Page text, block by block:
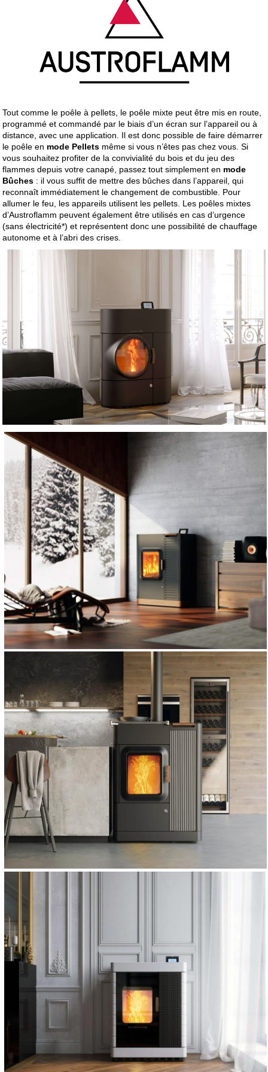
Tout comme le poêle à pellets, le poêle mixte peut être mis en route,
programmé et commandé par le biais d’un écran sur l’appareil ou à
distance, avec une application. Il est donc possible de faire démarrer
le poêle en mode Pellets même si vous n’êtes pas chez vous. Si
vous souhaitez profiter de la convivialité du bois et du jeu des
flammes depuis votre canapé, passez tout simplement en mode
Bûches : il vous suffit de mettre des bûches dans l’appareil, qui
reconnaît immédiatement le changement de combustible. Pour
allumer le feu, les appareils utilisent les pellets. Les poêles mixtes
d’Austroflamm peuvent également être utilisés en cas d’urgence
(sans électricité*) et représentent donc une possibilité de chauffage
autonome et à l’abri des crises.